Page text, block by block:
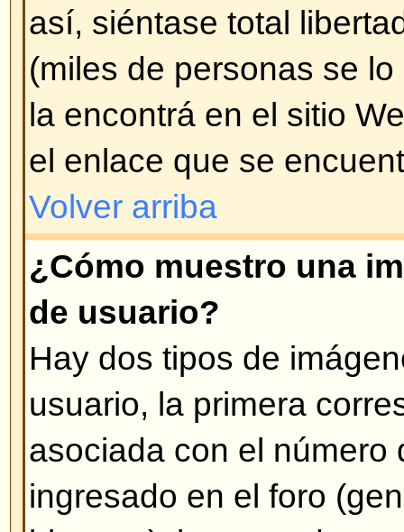
pulsando enEditar. Si alguien
mensaje, encontrará un
diciendo que ha sido
hecho. No aparece si fue un
administrador el que lo modificó
veces se deja un mensaje
Volver arriba
¿Cómo adoso mi firma a mis
Para adosar una firma en sus
que crear una firma
modificando su perfil. Una vez
opciónAgregar firmacuando
También puede activar la
agregue su firma a los
su perfil) y puede evitar que se